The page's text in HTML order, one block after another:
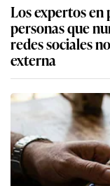
Los expertos en
personas que
redes sociales
externa